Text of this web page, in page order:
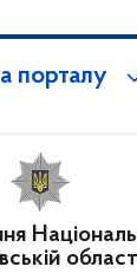
порталу